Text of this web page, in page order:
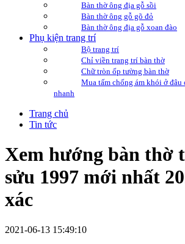
Bàn thờ ông địa gỗ sồi
Bàn thờ ông gỗ gõ đỏ
Bàn thờ ông địa gỗ xoan đào
Phụ kiện trang trí
Bộ trang trí
Chỉ viền trang trí bàn thờ
Chữ tròn ốp tường bàn thờ
Mua tấm chống ám khói ở đâu
nhanh
Trang chủ
Tin tức
Xem hướng bàn thờ
sửu 1997 mới nhất
xác
2021-06-13 15:49:10